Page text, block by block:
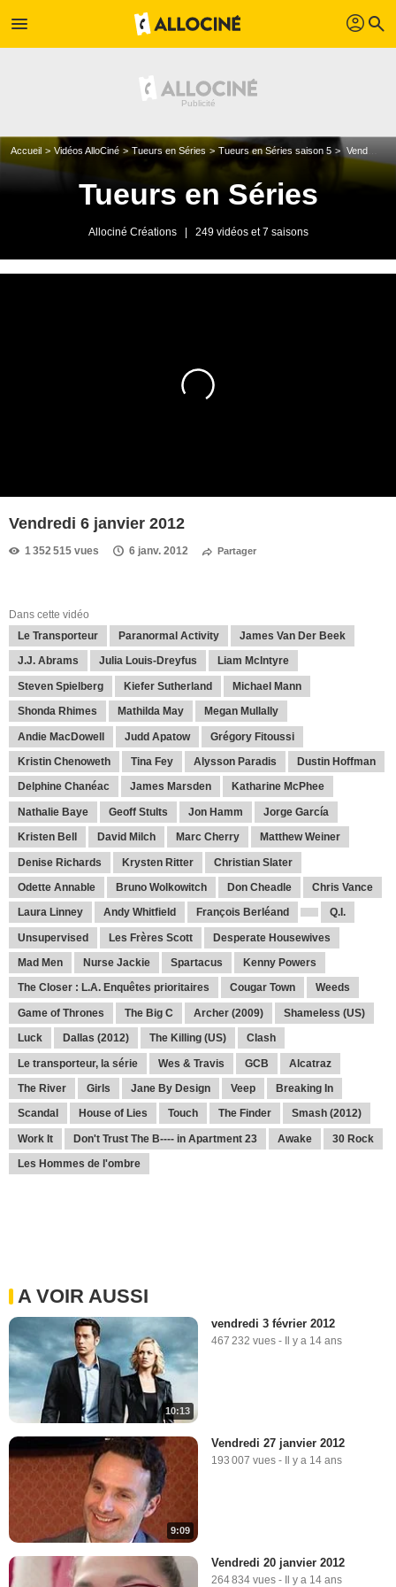
menu profil search
Accueil Vidéos AlloCiné Tueurs en Séries Tueurs en Séries saison 5 Vendredi 6 janvier 2012
Tueurs en Séries
Allociné Créations 249 vidéos et 7 saisons
Vendredi 6 janvier 2012
1 352 515 vues 6 janv. 2012 Partager
Dans cette vidéo
Le Transporteur
Paranormal Activity James Van Der Beek
J.J. Abrams Julia Louis-Dreyfus Liam McIntyre
Steven Spielberg Kiefer Sutherland Michael Mann
Shonda Rhimes Mathilda May Megan Mullally
Andie MacDowell Judd Apatow Grégory Fitoussi
Kristin Chenoweth Tina Fey Alysson Paradis Dustin Hoffman
Delphine Chanéac James Marsden Katharine McPhee
Nathalie Baye Geoff Stults Jon Hamm Jorge García
Kristen Bell David Milch Marc Cherry Matthew Weiner
Denise Richards Krysten Ritter Christian Slater
Odette Annable Bruno Wolkowitch Don Cheadle Chris Vance
Laura Linney Andy Whitfield François Berléand Q.I.
Unsupervised Les Frères Scott Desperate Housewives
Mad Men Nurse Jackie Spartacus Kenny Powers
The Closer : L.A. Enquêtes prioritaires Cougar Town Weeds
Game of Thrones The Big C Archer (2009) Shameless (US)
Luck Dallas (2012) The Killing (US) Clash
Le transporteur, la série Wes & Travis GCB Alcatraz
The River Girls Jane By Design Veep Breaking In
Scandal House of Lies Touch The Finder Smash (2012)
Work It Don't Trust The B---- in Apartment 23 Awake 30 Rock
Les Hommes de l'ombre
A VOIR AUSSI
10:13
vendredi 3 février 2012
467 232 vues - Il y a 14 ans
9:09
Vendredi 27 janvier 2012
193 007 vues - Il y a 14 ans
Vendredi 20 janvier 2012
264 834 vues - Il y a 14 ans